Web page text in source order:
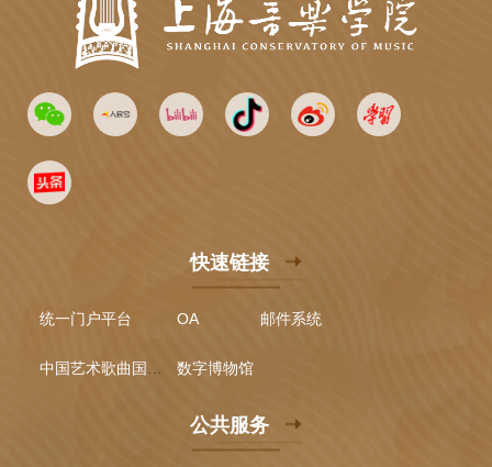
快速链接
统一门户平台 OA 邮件系统
中国艺术歌曲国际声乐比赛 数字博物馆
公共服务